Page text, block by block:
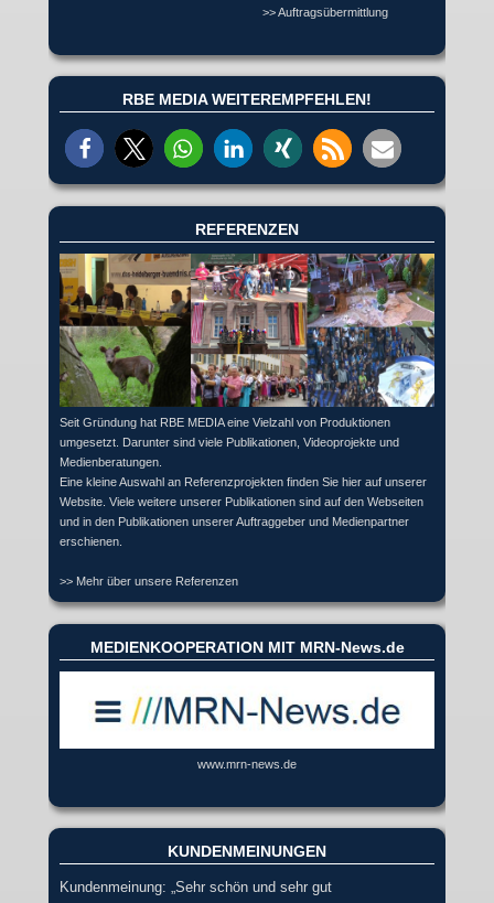
>> Auftragsübermittlung
RBE MEDIA WEITEREMPFEHLEN!
REFERENZEN
Seit Gründung hat RBE MEDIA eine Vielzahl von Produktionen
umgesetzt. Darunter sind viele Publikationen, Videoprojekte und
Medienberatungen.
Eine kleine Auswahl an Referenzprojekten finden Sie hier auf unserer
Website. Viele weitere unserer Publikationen sind auf den Webseiten
und in den Publikationen unserer Auftraggeber und Medienpartner
erschienen.
>> Mehr über unsere Referenzen
MEDIENKOOPERATION MIT MRN-News.de
www.mrn-news.de
KUNDENMEINUNGEN
Kundenmeinung: „Sehr schön und sehr gut